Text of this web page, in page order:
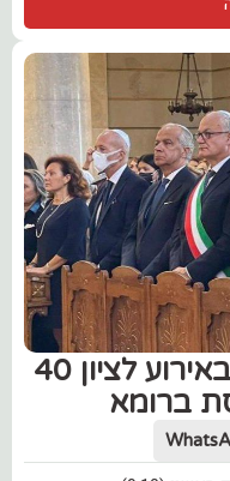
נשיא איטליה השתתף באירוע לציון 40
ברומא